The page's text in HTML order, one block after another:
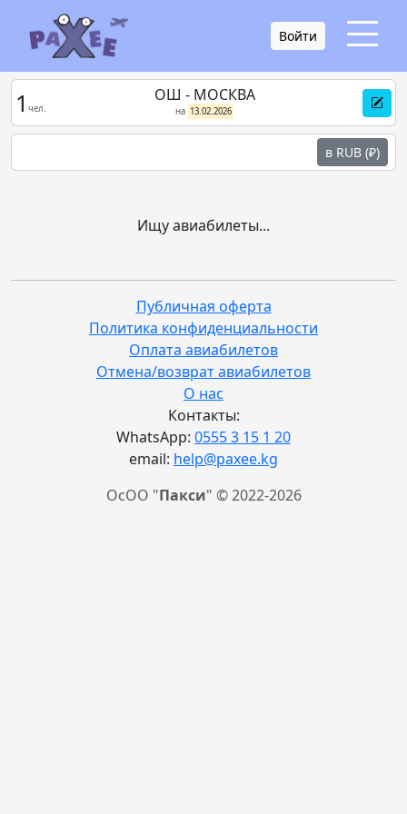
Войти
1 чел.
ОШ - МОСКВА
на 13.02.2026
в RUB (₽)
Ищу авиабилеты...
Публичная оферта
Политика конфиденциальности
Оплата авиабилетов
Отмена/возврат авиабилетов
О нас
Контакты:
WhatsApp: 0555 3 15 1 20
email: help@paxee.kg
ОсОО "Пакси" © 2022-2026